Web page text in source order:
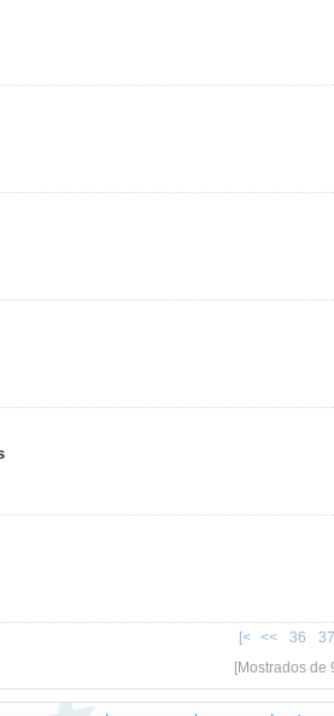
[< << 36
37
[Mostrados de